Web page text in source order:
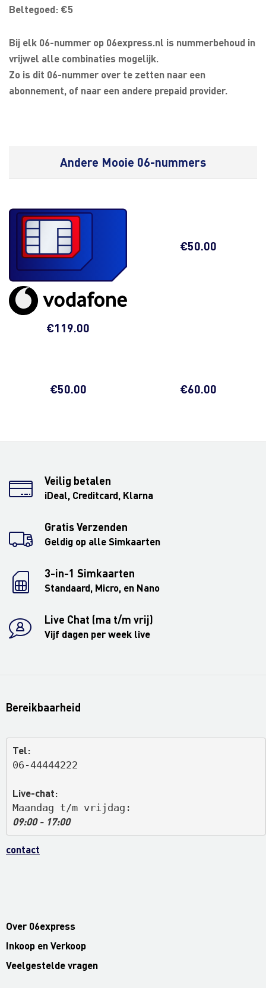
Beltegoed: €5
Bij elk 06-nummer op 06express.nl is nummerbehoud in
vrijwel alle combinaties mogelijk.
Zo is dit 06-nummer over te zetten naar een
abonnement, of naar een andere prepaid provider.
Andere Mooie 06-nummers
€119.00
€50.00
€50.00 €60.00
Veilig betalen
iDeal, Creditcard, Klarna
Gratis Verzenden
Geldig op alle Simkaarten
3-in-1 Simkaarten
Standaard, Micro, en Nano
Live Chat (ma t/m vrij)
Vijf dagen per week live
Bereikbaarheid
Tel:
06-44444222
Live-chat:
Maandag t/m vrijdag:
09:00 - 17:00
contact
Over 06express
Inkoop en Verkoop
Veelgestelde vragen